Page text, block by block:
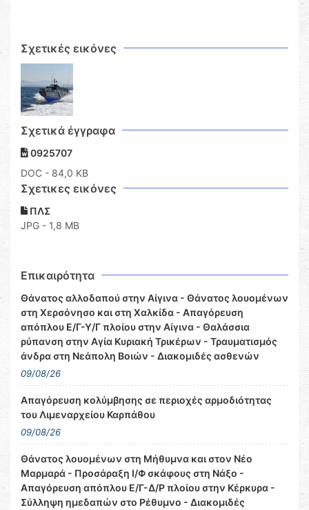
Σχετικές εικόνες
Σχετικά έγγραφα
0925707
DOC - 84,0 KB
Σχετικες εικόνες
ΠΛΣ
JPG - 1,8 MB
Επικαιρότητα
Θάνατος αλλοδαπού στην Αίγινα - Θάνατος λουομένων
στη Χερσόνησο και στη Χαλκίδα - Απαγόρευση
απόπλου Ε/Γ-Υ/Γ πλοίου στην Αίγινα - Θαλάσσια
ρύπανση στην Αγία Κυριακή Τρικέρων - Τραυματισμός
άνδρα στη Νεάπολη Βοιών - Διακομιδές ασθενών
09/08/26
Απαγόρευση κολύμβησης σε περιοχές αρμοδιότητας
του Λιμεναρχείου Καρπάθου
09/08/26
Θάνατος λουομένων στη Μήθυμνα και στον Νέο
Μαρμαρά - Προσάραξη Ι/Φ σκάφους στη Νάξο -
Απαγόρευση απόπλου Ε/Γ-Δ/Ρ πλοίου στην Κέρκυρα -
Σύλληψη ημεδαπών στο Ρέθυμνο - Διακομιδές